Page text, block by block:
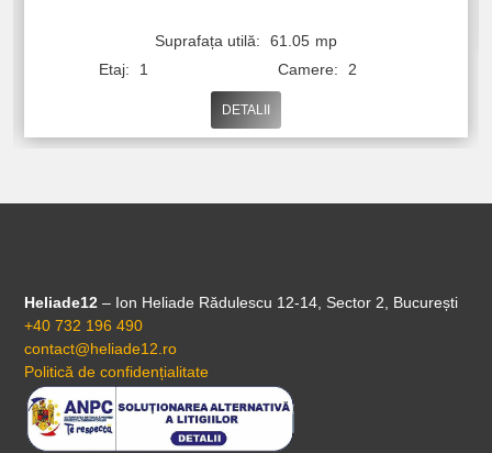
Suprafața utilă: 61.05 mp
Etaj:
1 Camere: 2
DETALII
Heliade12 – Ion Heliade Rădulescu 12-14, Sector 2, București
+40 732 196 490
contact@heliade12.ro
Politică de confidențialitate